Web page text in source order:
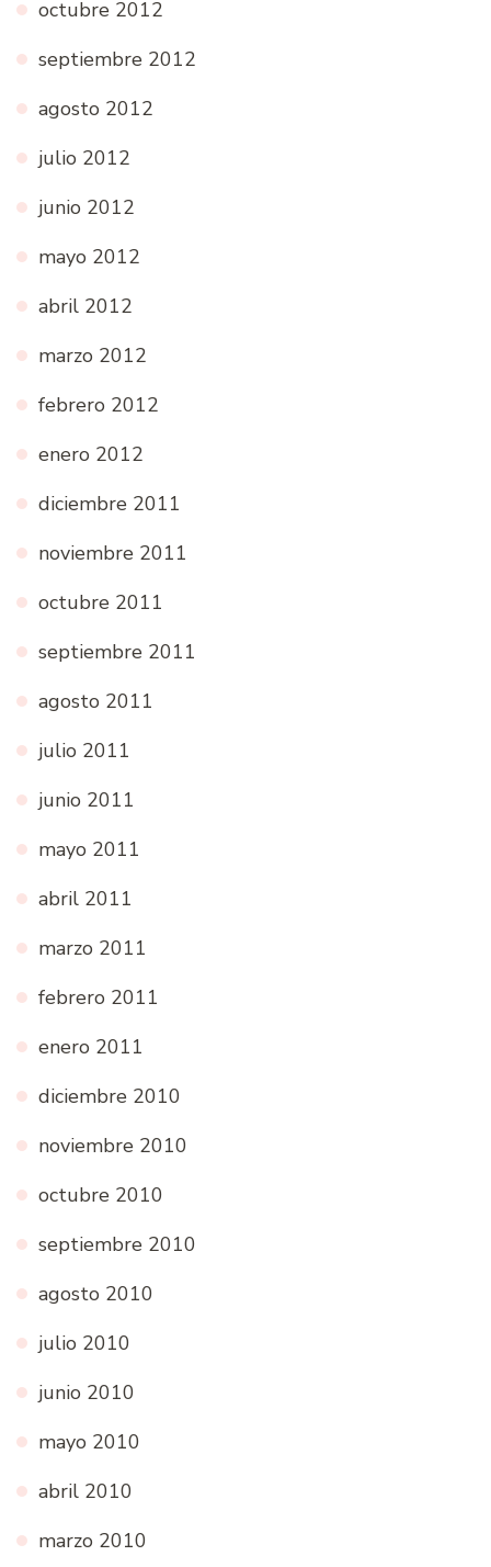
octubre 2012
septiembre 2012
agosto 2012
julio 2012
junio 2012
mayo 2012
abril 2012
marzo 2012
febrero 2012
enero 2012
diciembre 2011
noviembre 2011
octubre 2011
septiembre 2011
agosto 2011
julio 2011
junio 2011
mayo 2011
abril 2011
marzo 2011
febrero 2011
enero 2011
diciembre 2010
noviembre 2010
octubre 2010
septiembre 2010
agosto 2010
julio 2010
junio 2010
mayo 2010
abril 2010
marzo 2010